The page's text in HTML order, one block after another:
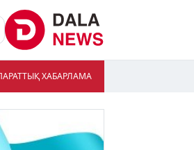
ХАБАРЛАМА